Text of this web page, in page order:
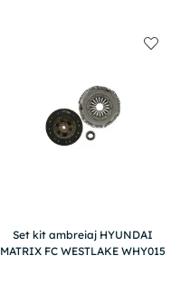
Set kit ambreiaj HYUNDAI
MATRIX FC WESTLAKE WHY015